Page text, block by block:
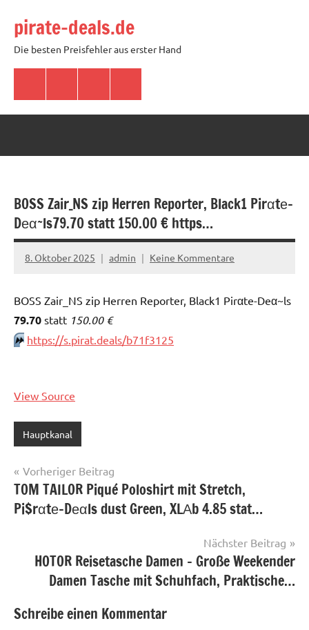
Inhalt
springen
pirate-deals.de
Die besten Preisfehler aus erster Hand
BOSS Zair_NS zip Herren Reporter, Black1 Pirαtе-
Dеα~ls79.70 statt 150.00 € https…
8. Oktober 2025 admin Keine Kommentare
BOSS Zair_NS zip Herren Reporter, Black1 Pirαtе-Dеα~ls
79.70 statt 150.00 €
⏩️ https://s.pirat.deals/b71f3125
View Source
Hauptkanal
Beitragsnavigation
Vorheriger Beitrag
TOM TAILOR Piqué Poloshirt mit Stretch,
Pi$rαtе-Dеαls dust Green, XLАb 4.85 stat…
Nächster Beitrag
HOTOR Reisetasche Damen – Große Weekender
Damen Tasche mit Schuhfach, Praktische…
Schreibe einen Kommentar